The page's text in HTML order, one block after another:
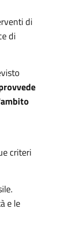
di
di
criteri
e le